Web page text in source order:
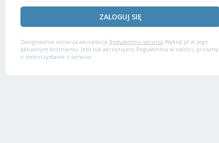
ZALOGUJ SIĘ
Zalogowanie oznacza akceptację Regulaminu serwisu Wykop.pl w jego
aktualnym brzmieniu. Jeśli nie akceptujesz Regulaminu w całości, prosimy
o niekorzystanie z serwisu.